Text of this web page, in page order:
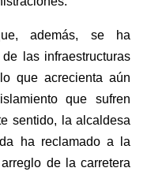
además, se ha
las infraestructuras
que acrecienta aún
que sufren
sentido, la alcaldesa
ha reclamado a la
de la carretera